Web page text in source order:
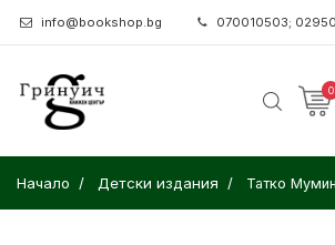
info@bookshop.bg 070010503;
0
Начало Детски издания Татко